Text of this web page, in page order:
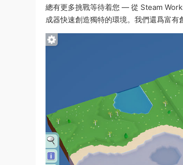
總有更多挑戰等待着您 — 從 Steam
成器快速創造獨特的環境。我們還爲富有